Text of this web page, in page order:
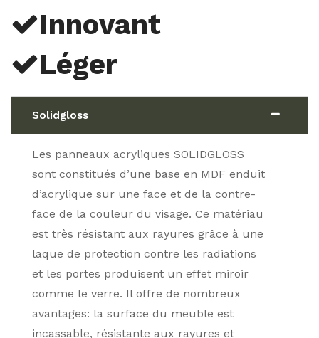
Innovant
Léger
Solidgloss
Les panneaux acryliques SOLIDGLOSS
sont constitués d’une base en MDF enduit
d’acrylique sur une face et de la contre-
face de la couleur du visage. Ce matériau
est très résistant aux rayures grâce à une
laque de protection contre les radiations
et les portes produisent un effet miroir
comme le verre. Il offre de nombreux
avantages: la surface du meuble est
incassable, résistante aux rayures et